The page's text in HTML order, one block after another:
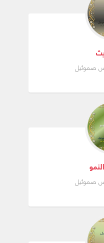
في أحشائھا ویأخذ
خلاصنا في مجمع
م برئاسة القدیس كیرلس الكبیر
وأضیفت مقدمة
الإله لأنك ولدت لنا
الأولى عصت وتمردت
جاءت حواء الثانیة
فجلبت الخلاص والحیاة
لھا وھي المطوبة
(لو ۱).
وخدمته طوال فترة
صموئيل
صموئيل